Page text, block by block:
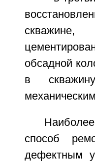
обсадной
в
способ
дефектным